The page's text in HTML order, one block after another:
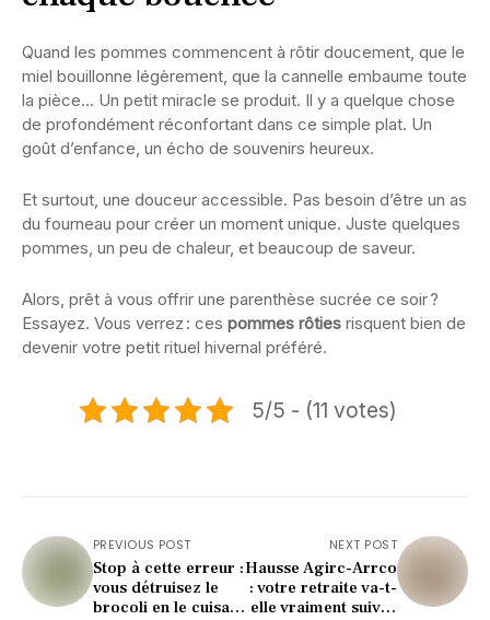
Quand les pommes commencent à rôtir doucement, que le
miel bouillonne légèrement, que la cannelle embaume toute
la pièce… Un petit miracle se produit. Il y a quelque chose
de profondément réconfortant dans ce simple plat. Un
goût d’enfance, un écho de souvenirs heureux.
Et surtout, une douceur accessible. Pas besoin d’être un as
du fourneau pour créer un moment unique. Juste quelques
pommes, un peu de chaleur, et beaucoup de saveur.
Alors, prêt à vous offrir une parenthèse sucrée ce soir ?
Essayez. Vous verrez : ces pommes rôties risquent bien de
devenir votre petit rituel hivernal préféré.
5/5 - (11 votes)
PREVIOUS POST
Stop à cette erreur :
vous détruisez le
brocoli en le cuisant
NEXT POST
Hausse Agirc-Arrco
: votre retraite va-t-
elle vraiment suivre